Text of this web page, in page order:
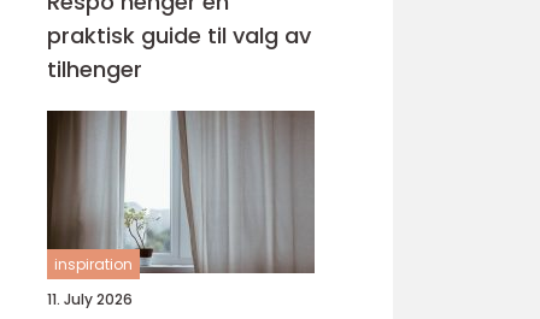
praktisk guide til valg av
tilhenger
inspiration
11. July 2026